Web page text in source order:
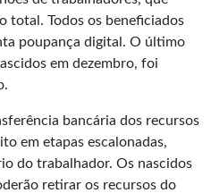
total. Todos os beneficiados
poupança digital. O último
em dezembro, foi
bancária dos recursos
em etapas escalonadas,
do trabalhador. Os nascidos
retirar os recursos do